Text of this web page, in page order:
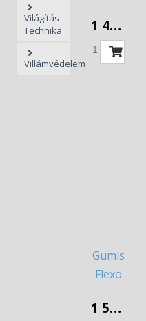
Világítás
Technika
Villámvédelem
GT
3x1,5
3fm
1 479 Ft
Gumis
Flexo
GT3x1
1 506 Ft